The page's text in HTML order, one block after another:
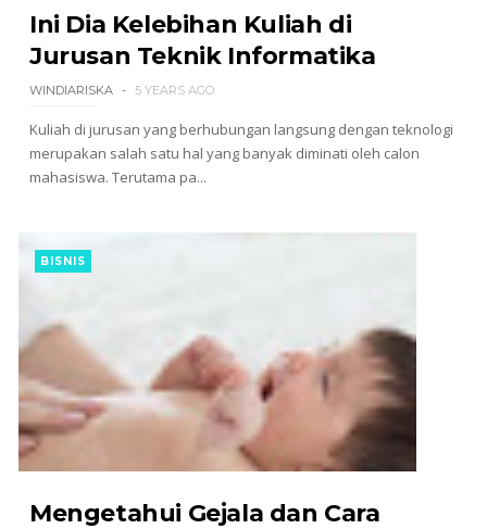
Ini Dia Kelebihan Kuliah di
Jurusan Teknik Informatika
WINDIARISKA 5 YEARS AGO
Kuliah di jurusan yang berhubungan langsung dengan teknologi
merupakan salah satu hal yang banyak diminati oleh calon
mahasiswa. Terutama pa...
BISNIS
Mengetahui Gejala dan Cara